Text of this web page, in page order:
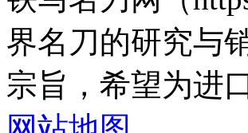
界名刀的研究与
宗旨，希望为进